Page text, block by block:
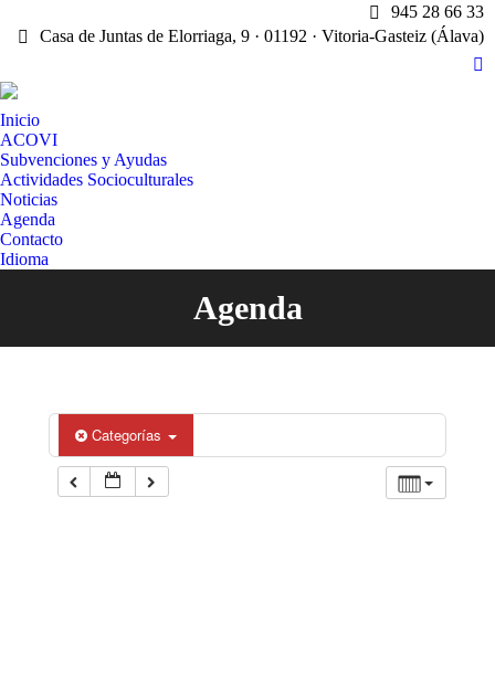
945 28 66 33
Casa de Juntas de Elorriaga, 9 · 01192 · Vitoria-Gasteiz (Álava)
X
Inicio
ACOVI
Subvenciones y Ayudas
Actividades Socioculturales
Noticias
Agenda
Contacto
Idioma
Agenda
Estás aquí:
Categorías